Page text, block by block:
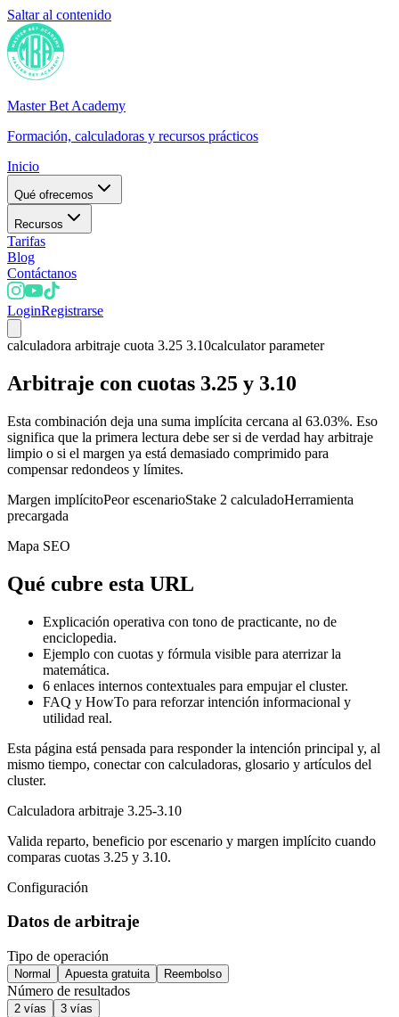
Saltar al contenido
Master Bet Academy
Formación, calculadoras y recursos prácticos
Inicio
Qué ofrecemos
Recursos
Tarifas
Blog
Contáctanos
LoginRegistrarse
calculadora arbitraje cuota 3.25 3.10calculator parameter
Arbitraje con cuotas 3.25 y 3.10
Esta combinación deja una suma implícita cercana al 63.03%. Eso
significa que la primera lectura debe ser si de verdad hay arbitraje
limpio o si el margen ya está demasiado comprimido para
compensar redondeos y límites.
Margen implícitoPeor escenarioStake 2 calculadoHerramienta
precargada
Mapa SEO
Qué cubre esta URL
Explicación operativa con tono de practicante, no de
enciclopedia.
Ejemplo con cuotas y fórmula visible para aterrizar la
matemática.
6 enlaces internos contextuales para empujar el cluster.
FAQ y HowTo para reforzar intención informacional y
utilidad real.
Esta página está pensada para responder la intención principal y, al
mismo tiempo, conectar con calculadoras, glosario y artículos del
cluster.
Calculadora arbitraje 3.25-3.10
Valida reparto, beneficio por escenario y margen implícito cuando
comparas cuotas 3.25 y 3.10.
Configuración
Datos de arbitraje
Tipo de operación
Normal Apuesta gratuita Reembolso
Número de resultados
2 vías 3 vías